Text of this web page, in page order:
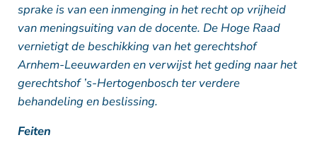
sprake is van een inmenging in het recht op vrijheid
van meningsuiting van de docente. De Hoge Raad
vernietigt de beschikking van het gerechtshof
Arnhem-Leeuwarden en verwijst het geding naar het
gerechtshof ’s-Hertogenbosch ter verdere
behandeling en beslissing.
Feiten